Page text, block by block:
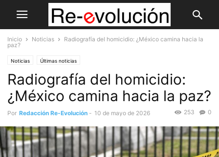
Inicio Noticias
Radiografía del homicidio: ¿México camina hacia la
paz?
Noticias Últimas noticias
Radiografía del homicidio:
¿México camina hacia la paz?
Por Redacción Re-Evolución - 10 de mayo de 2026 0
253